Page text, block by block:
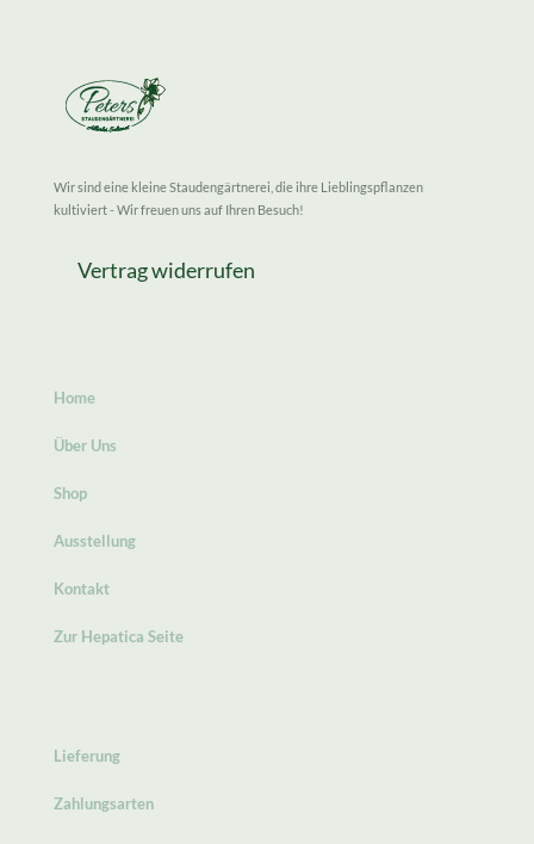
Wir sind eine kleine Staudengärtnerei, die ihre Lieblingspflanzen
kultiviert - Wir freuen uns auf Ihren Besuch!
Vertrag widerrufen
Home
Über Uns
Shop
Ausstellung
Kontakt
Zur Hepatica Seite
Lieferung
Zahlungsarten